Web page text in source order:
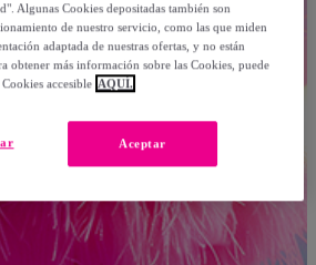
Algunas Cookies depositadas también son
de nuestro servicio, como las que miden
adaptada de nuestras ofertas, y no están
obtener más información sobre las Cookies, puede
accesible AQUÍ.
Aceptar